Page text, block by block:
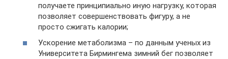
получаете принципиально иную нагрузку, которая
позволяет совершенствовать фигуру, а не
просто сжигать калории;
Ускорение метаболизма – по данным ученых из
Университета Бирмингема зимний бег позволяет